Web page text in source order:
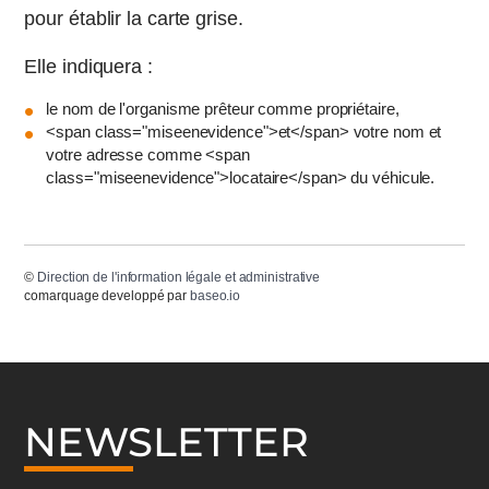
pour établir la carte grise.
Elle indiquera :
le nom de l'organisme prêteur comme propriétaire,
<span class="miseenevidence">et</span> votre nom et
votre adresse comme <span
class="miseenevidence">locataire</span> du véhicule.
© Direction de l'information légale et administrative
comarquage developpé par baseo.io
NEWSLETTER